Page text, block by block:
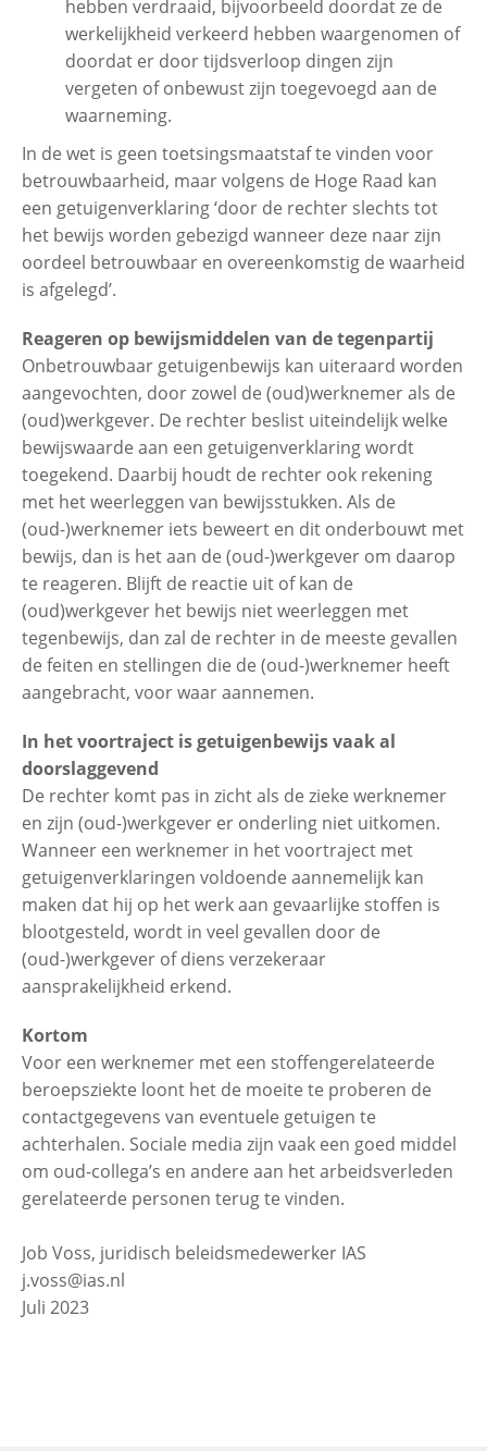
hebben verdraaid, bijvoorbeeld doordat ze de
werkelijkheid verkeerd hebben waargenomen of
doordat er door tijdsverloop dingen zijn
vergeten of onbewust zijn toegevoegd aan de
waarneming.
In de wet is geen toetsingsmaatstaf te vinden voor
betrouwbaarheid, maar volgens de Hoge Raad kan
een getuigenverklaring ‘door de rechter slechts tot
het bewijs worden gebezigd wanneer deze naar zijn
oordeel betrouwbaar en overeenkomstig de waarheid
is afgelegd’.
Reageren op bewijsmiddelen van de tegenpartij
Onbetrouwbaar getuigenbewijs kan uiteraard worden
aangevochten, door zowel de (oud)werknemer als de
(oud)werkgever. De rechter beslist uiteindelijk welke
bewijswaarde aan een getuigenverklaring wordt
toegekend. Daarbij houdt de rechter ook rekening
met het weerleggen van bewijsstukken. Als de
(oud-)werknemer iets beweert en dit onderbouwt met
bewijs, dan is het aan de (oud-)werkgever om daarop
te reageren. Blijft de reactie uit of kan de
(oud)werkgever het bewijs niet weerleggen met
tegenbewijs, dan zal de rechter in de meeste gevallen
de feiten en stellingen die de (oud-)werknemer heeft
aangebracht, voor waar aannemen.
In het voortraject is getuigenbewijs vaak al
doorslaggevend
De rechter komt pas in zicht als de zieke werknemer
en zijn (oud-)werkgever er onderling niet uitkomen.
Wanneer een werknemer in het voortraject met
getuigenverklaringen voldoende aannemelijk kan
maken dat hij op het werk aan gevaarlijke stoffen is
blootgesteld, wordt in veel gevallen door de
(oud-)werkgever of diens verzekeraar
aansprakelijkheid erkend.
Kortom
Voor een werknemer met een stoffengerelateerde
beroepsziekte loont het de moeite te proberen de
contactgegevens van eventuele getuigen te
achterhalen. Sociale media zijn vaak een goed middel
om oud-collega’s en andere aan het arbeidsverleden
gerelateerde personen terug te vinden.
Job Voss, juridisch beleidsmedewerker IAS
j.voss@ias.nl
Juli 2023